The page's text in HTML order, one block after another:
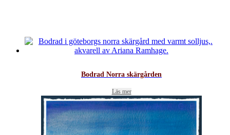
Bodrad Norra skärgården
Läs mer